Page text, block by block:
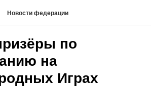
Новости федерации
по
на
Играх